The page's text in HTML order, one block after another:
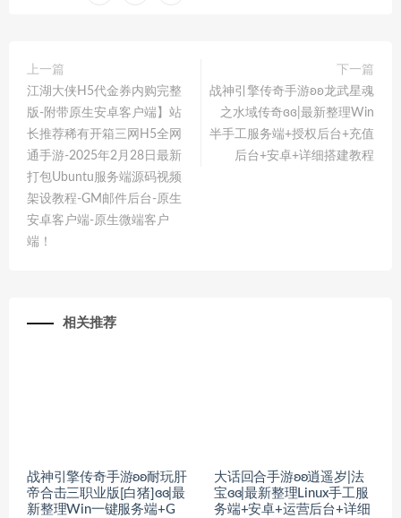
上一篇
江湖大侠H5代金券内购完整
版-附带原生安卓客户端】站
长推荐稀有开箱三网H5全网
通手游-2025年2月28日最新
打包Ubuntu服务端源码视频
架设教程-GM邮件后台-原生
安卓客户端-原生微端客户
端！
下一篇
战神引擎传奇手游ʚʚ龙武星魂
之水域传奇ɞɞ|最新整理Win
半手工服务端+授权后台+充值
后台+安卓+详细搭建教程
相关推荐
战神引擎传奇手游ʚʚ耐玩肝
帝合击三职业版[白猪]ɞɞ|最
新整理Win一键服务端+G
大话回合手游ʚʚ逍遥岁|法
宝ɞɞ|最新整理Linux手工服
务端+安卓+运营后台+详细